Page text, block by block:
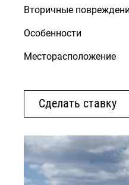
Вторичные
Особенности
Месторасположение
Сделать ставку